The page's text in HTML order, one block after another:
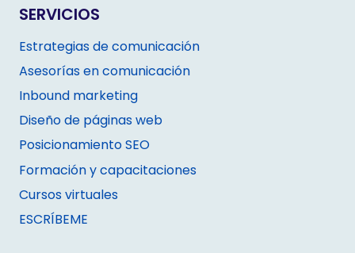
SERVICIOS
Estrategias de comunicación
Asesorías en comunicación
Inbound marketing
Diseño de páginas web
Posicionamiento SEO
Formación y capacitaciones
Cursos virtuales
ESCRÍBEME